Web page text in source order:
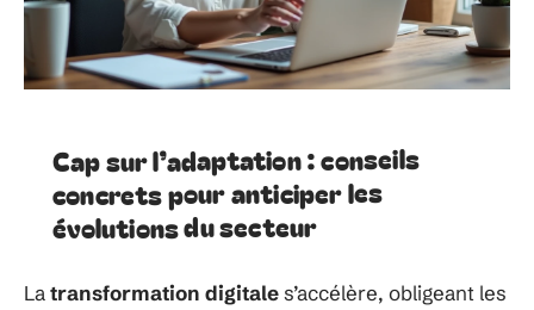
Cap sur l’adaptation : conseils
concrets pour anticiper les
évolutions du secteur
Latransformation digitales’accélère, obligeant les